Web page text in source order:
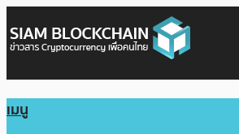
เมนู